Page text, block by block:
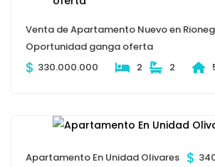
Venta de Apartamento Nuevo en
Oportunidad ganga oferta
$ 330.000.000 2 2
Apartamento En Unidad Olivares $